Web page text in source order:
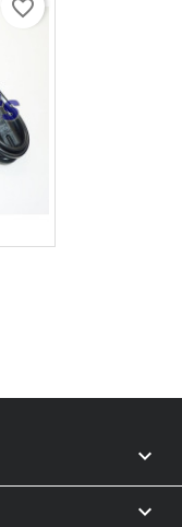
favorite_border

